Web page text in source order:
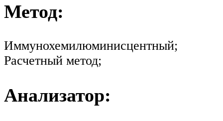
Метод:
Иммунохемилюминисцентный;
Расчетный метод;
Анализатор: